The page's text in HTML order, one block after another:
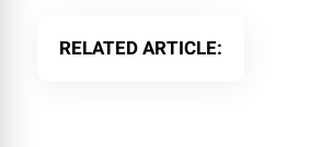
RELATED ARTICLE